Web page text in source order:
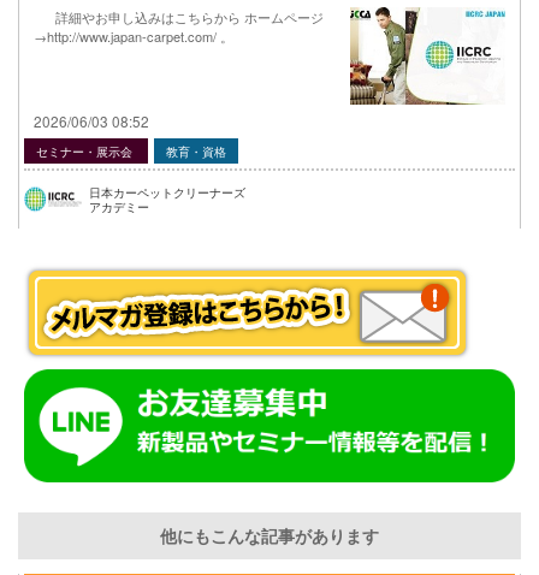
詳細やお申し込みはこちらから ホームページ
→http://www.japan-carpet.com/ 。
2026/06/03 08:52
セミナー・展示会 教育・資格
日本カーペットクリーナーズ
アカデミー
他にもこんな記事があります